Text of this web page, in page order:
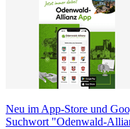
Neu im App-Store und
Suchwort "Odenwald-